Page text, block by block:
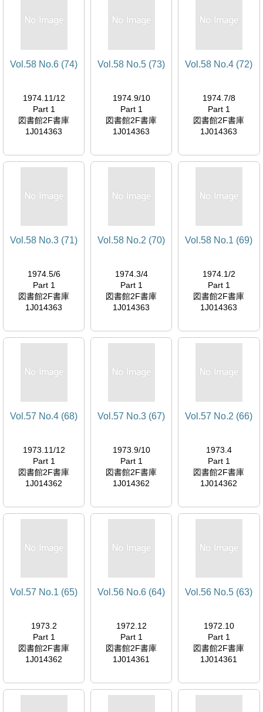
Vol.58 No.6 (74)
1974.11/12
Part 1
図書館2F書庫
1J014363
Vol.58 No.5 (73)
1974.9/10
Part 1
図書館2F書庫
1J014363
Vol.58 No.4 (72)
1974.7/8
Part 1
図書館2F書庫
1J014363
Vol.58 No.3 (71)
1974.5/6
Part 1
図書館2F書庫
1J014363
Vol.58 No.2 (70)
1974.3/4
Part 1
図書館2F書庫
1J014363
Vol.58 No.1 (69)
1974.1/2
Part 1
図書館2F書庫
1J014363
Vol.57 No.4 (68)
1973.11/12
Part 1
図書館2F書庫
1J014362
Vol.57 No.3 (67)
1973.9/10
Part 1
図書館2F書庫
1J014362
Vol.57 No.2 (66)
1973.4
Part 1
図書館2F書庫
1J014362
Vol.57 No.1 (65)
1973.2
Part 1
図書館2F書庫
1J014362
Vol.56 No.6 (64)
1972.12
Part 1
図書館2F書庫
1J014361
Vol.56 No.5 (63)
1972.10
Part 1
図書館2F書庫
1J014361